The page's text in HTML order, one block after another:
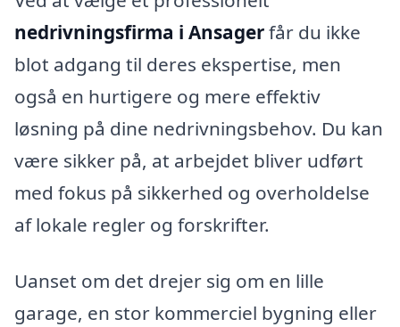
nedrivningsfirma i Ansagerfår du ikke
blot adgang til deres ekspertise, men
også en hurtigere og mere effektiv
løsning på dine nedrivningsbehov. Du kan
være sikker på, at arbejdet bliver udført
med fokus på sikkerhed og overholdelse
af lokale regler og forskrifter.
Uanset om det drejer sig om en lille
garage, en stor kommerciel bygning eller